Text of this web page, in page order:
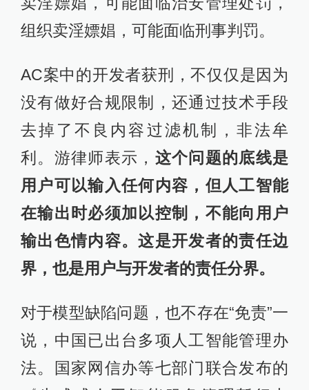
组织卖淫嫖娼，可能面临刑事判罚。
AC案中的开发者获刑，不仅仅是因为
没有做好合规限制，还通过技术手段
去掉了不良内容过滤机制，非法牟
利。游律师表示， 这个问题的底线是
用户可以输入任何内容，但人工智能
在输出时必须加以控制，不能向用户
输出色情内容。这是开发者的责任边
界，也是用户与开发者的责任分界。
对于模型缺陷问题，也不存在“免责”一
说，中国已出台多项人工智能管理办
法。国家网信办等七部门联合发布的